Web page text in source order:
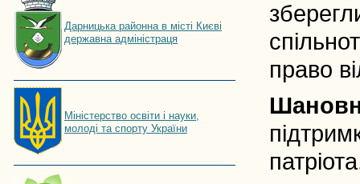
Дарницька районна в місті Києві
державна адміністраця
Мiнiстерство освiти і науки,
молоді та спорту України
право